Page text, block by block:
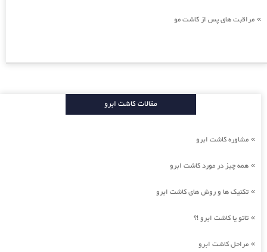
» مراقبت های پس از کاشت مو
مقالات کاشت ابرو
» مشاوره کاشت ابرو
» همه چیز در مورد کاشت ابرو
» تکنیک ها و روش های کاشت ابرو
» تاتو یا کاشت ابرو !؟
» مراحل کاشت ابرو